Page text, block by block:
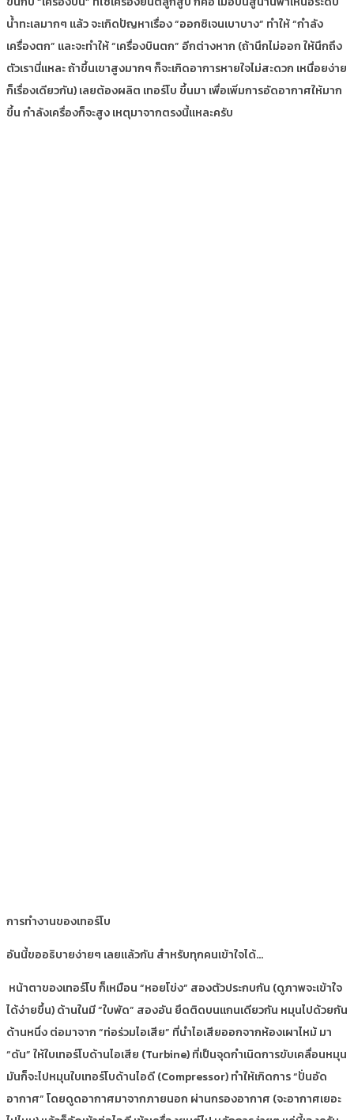
น้ำทะเลมากๆ แล้ว จะเกิดปัญหาเรื่อง “ออกซิเจนเบาบาง” ทำให้ “กำลัง
เครื่องตก” และจะทำให้ “เครื่องบินตก” อีกต่างหาก (ถ้านึกไม่ออก ให้นึกถึง
ตัวเรานี่แหละ ถ้าขึ้นเขาสูงมากๆ ก็จะเกิดอาการหายใจไม่สะดวก เหนื่อยง่าย
ก็เรื่องเดียวกัน) เลยต้องผลิต เทอร์โบ ขึ้นมา เพื่อเพิ่มการอัดอากาศให้มาก
ขึ้น กำลังเครื่องก็จะสูง เหตุมาจากตรงนี้แหละครับ
การทำงานของเทอร์โบ
อันนี้ขออธิบายง่ายๆ เลยแล้วกัน สำหรับทุกคนเข้าใจได้…
หน้าตาของเทอร์โบ ก็เหมือน “หอยโข่ง” สองตัวประกบกัน (ดูภาพจะเข้าใจ
ได้ง่ายขึ้น) ด้านในมี “ใบพัด” สองอัน ยึดติดบนแกนเดียวกัน หมุนไปด้วยกัน
ด้านหนึ่ง ต่อมาจาก “ท่อร่วมไอเสีย” ที่นำไอเสียออกจากห้องเผาไหม้ มา
“ดัน” ให้ใบเทอร์โบด้านไอเสีย (Turbine) ที่เป็นจุดกำเนิดการขับเคลื่อนหมุน
มันก็จะไปหมุนใบเทอร์โบด้านไอดี (Compressor) ทำให้เกิดการ “ปั่นอัด
อากาศ” โดยดูดอากาศมาจากภายนอก ผ่านกรองอากาศ (จะอากาศเยอะ